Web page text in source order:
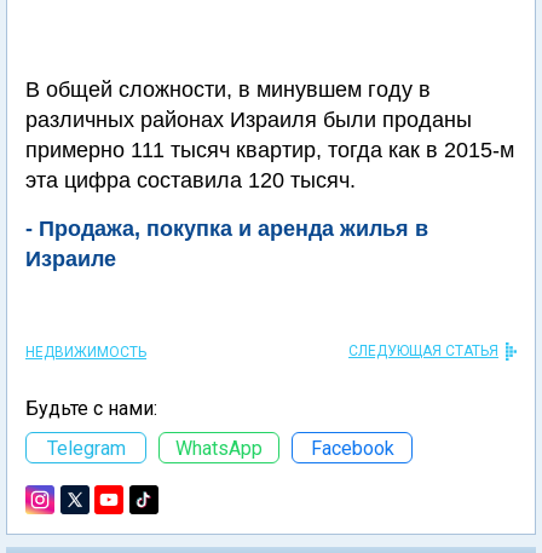
В общей сложности, в минувшем году в
различных районах Израиля были проданы
примерно 111 тысяч квартир, тогда как в 2015-м
эта цифра составила 120 тысяч.
- Продажа, покупка и аренда жилья в
Израиле
НЕДВИЖИМОСТЬ СЛЕДУЮЩАЯ СТАТЬЯ
Будьте с нами:
Telegram
WhatsApp Facebook